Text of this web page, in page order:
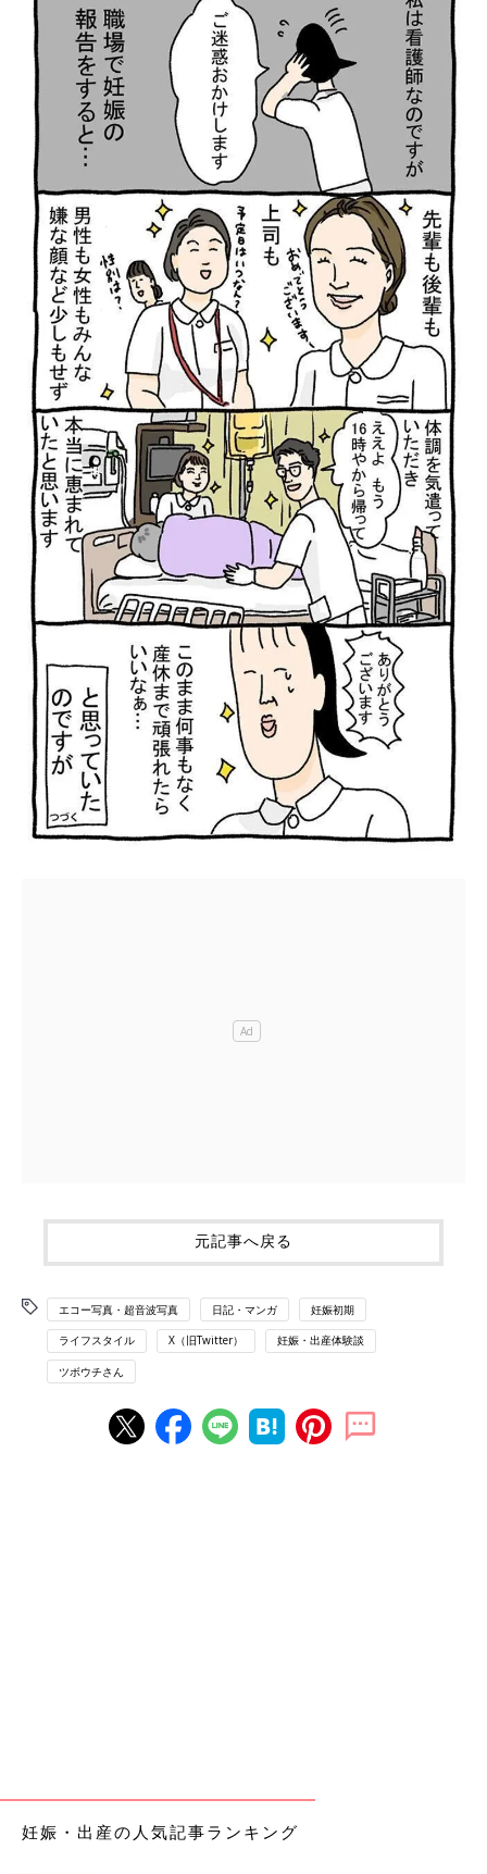
元記事へ戻る
エコー写真・超音波写真 日記・マンガ 妊娠初期
ライフスタイル X（旧Twitter） 妊娠・出産体験談
ツボウチさん
妊娠・出産の人気記事ランキング